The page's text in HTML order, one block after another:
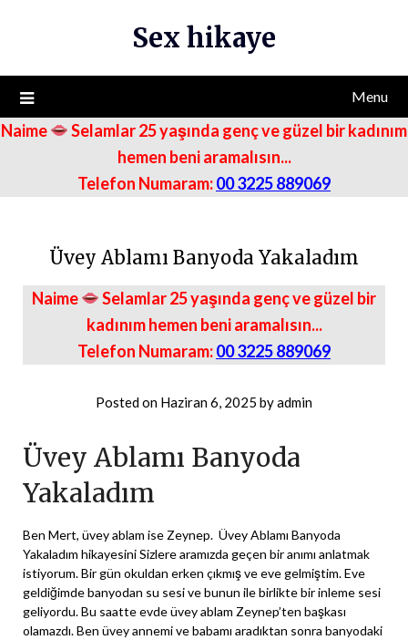
Sex hikaye
Menu
Naime
Selamlar 25 yaşında genç ve güzel bir kadınım
hemen beni aramalısın...
Telefon Numaram:00 3225 889069
Üvey Ablamı Banyoda Yakaladım
Naime
Selamlar 25 yaşında genç ve güzel bir
kadınım hemen beni aramalısın...
Telefon Numaram:00 3225 889069
Posted on Haziran 6, 2025 byadmin
Üvey Ablamı Banyoda
Yakaladım
Ben Mert, üvey ablam ise Zeynep. Üvey Ablamı Banyoda
Yakaladım hikayesini Sizlere aramızda geçen bir anımı anlatmak
istiyorum. Bir gün okuldan erken çıkmış ve eve gelmiştim. Eve
geldiğimde banyodan su sesi ve bunun ile birlikte bir inleme sesi
geliyordu. Bu saatte evde üvey ablam Zeynep’ten başkası
olamazdı. Ben üvey annemi ve babamı aradıktan sonra banyodaki